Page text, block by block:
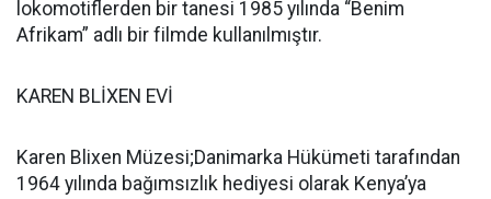
lokomotiflerden bir tanesi 1985 yılında “Benim
Afrikam” adlı bir filmde kullanılmıştır.
KAREN BLİXEN EVİ
Karen Blixen Müzesi;Danimarka Hükümeti tarafından
1964 yılında bağımsızlık hediyesi olarak Kenya’ya